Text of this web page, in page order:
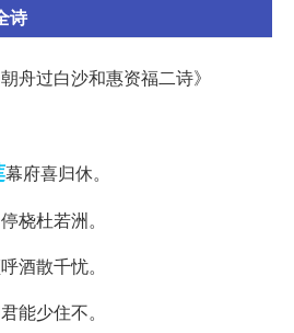
诗
舟过白沙和惠资福二诗》
幕府喜归休。
桡杜若洲。
酒散千忧。
能少住不。